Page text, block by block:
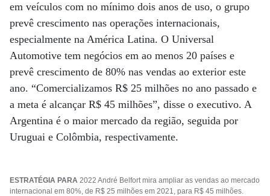
em veículos com no mínimo dois anos de uso, o grupo
prevê crescimento nas operações internacionais,
especialmente na América Latina. O Universal
Automotive tem negócios em ao menos 20 países e
prevê crescimento de 80% nas vendas ao exterior este
ano. “Comercializamos R$ 25 milhões no ano passado e
a meta é alcançar R$ 45 milhões”, disse o executivo. A
Argentina é o maior mercado da região, seguida por
Uruguai e Colômbia, respectivamente.
ESTRATÉGIA PARA 2022 André Belfort mira ampliar as vendas ao mercado
internacional em 80%, de R$ 25 milhões em 2021, para R$ 45 milhões.